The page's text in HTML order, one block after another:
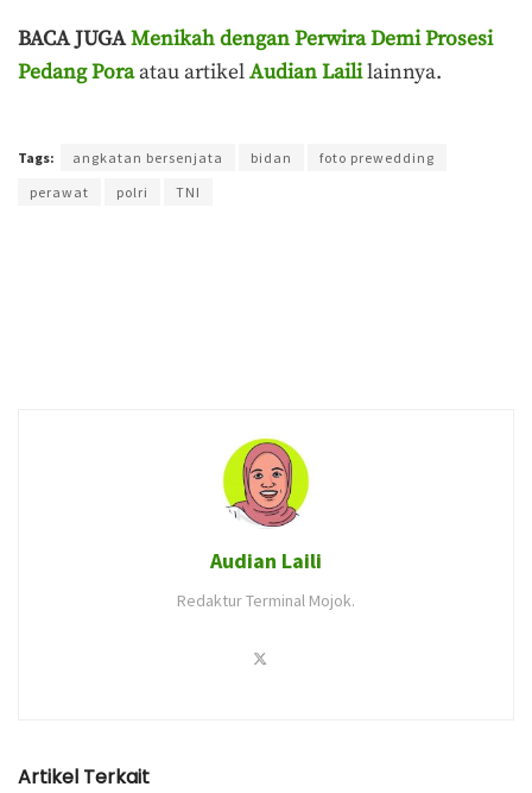
BACA JUGAMenikah dengan Perwira Demi Prosesi
Pedang Poraatau artikelAudian Laililainnya.
Tags: angkatan bersenjata bidan
foto prewedding
perawat
polri TNI
Audian Laili
Redaktur Terminal Mojok.
Artikel Terkait